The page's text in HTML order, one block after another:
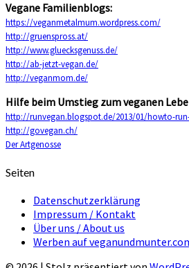
Vegane Familienblogs:
https://veganmetalmum.wordpress.com/
http://gruenspross.at/
http://www.gluecksgenuss.de/
http://ab-jetzt-vegan.de/
http://veganmom.de/
Hilfe beim Umstieg zum veganen
http://runvegan.blogspot.de/2013/01/howto-
http://govegan.ch/
Der Artgenosse
Seiten
Datenschutzerklärung
Impressum / Kontakt
Über uns / About us
Werben auf